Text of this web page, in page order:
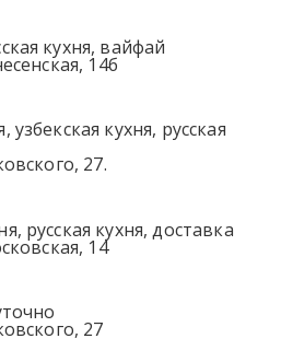
кухня, вайфай
14б
кухня, русская
27.
русская кухня, доставка
14
27